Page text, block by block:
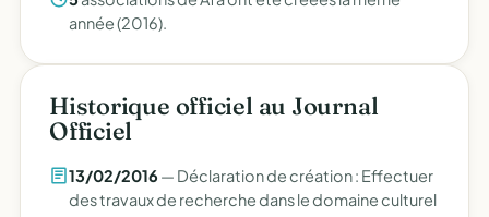
année (2016).
Historique officiel au Journal
Officiel
13/02/2016 — Déclaration de création : Effectuer
des travaux de recherche dans le domaine culturel